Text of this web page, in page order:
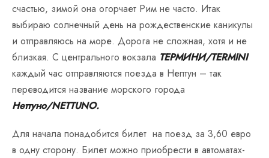
счастью, зимой она огорчает Рим не часто. Итак
выбираю солнечный день на рождественские каникулы
и отправляюсь на море. Дорога не сложная, хотя и не
близкая. С центрального вокзала ТЕРМИНИ/TERMINI
каждый час отправляются поезда в Нептун – так
переводится название морского города
Неттуно/NETTUNO.
Для начала понадобится билет на поезд за 3,60 евро
в одну сторону. Билет можно приобрести в автоматах-